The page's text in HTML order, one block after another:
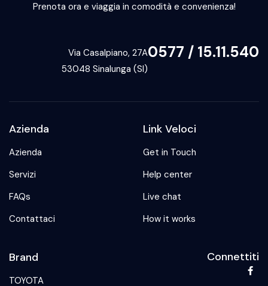
Prenota ora e viaggia in comodità e convenienza!
0577 / 15.11.540
Via Casalpiano, 27A
53048 Sinalunga (SI)
Azienda
Azienda
Servizi
FAQs
Contattaci
Link Veloci
Get in Touch
Help center
Live chat
How it works
Brand
TOYOTA
Connettiti